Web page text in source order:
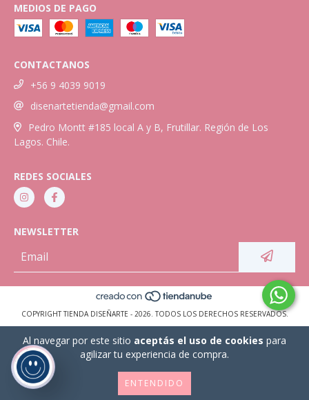
Al navegar por este sitio aceptás el uso de cookies para
agilizar tu experiencia de compra.
ENTENDIDO
MEDIOS DE PAGO
CONTACTANOS
+56 9 4039 9019
disenartetienda@gmail.com
Pedro Montt #185 local A y B, Frutillar. Región de Los
Lagos. Chile.
REDES SOCIALES
NEWSLETTER
COPYRIGHT TIENDA DISEÑARTE - 2026. TODOS LOS DERECHOS RESERVADOS.